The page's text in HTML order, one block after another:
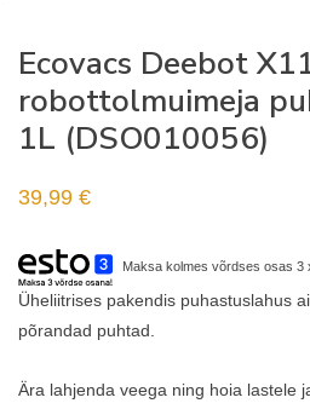
Ecovacs Deebot
robottolmuimeja
1L (DSO010056)
39,99 €
Maksa kolmes võrdses osas 3
Üheliitrises pakendis puhastuslahus
põrandad puhtad.
Ära lahjenda veega ning hoia lastele